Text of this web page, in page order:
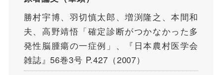
勝村宇博、羽切慎太郎、増渕隆之、本間和
夫、高野靖悟「確定診断がつかなかった多
発性脳腫瘍の一症例」、『日本農村医学会
雑誌』56巻3号 P.427（2007）